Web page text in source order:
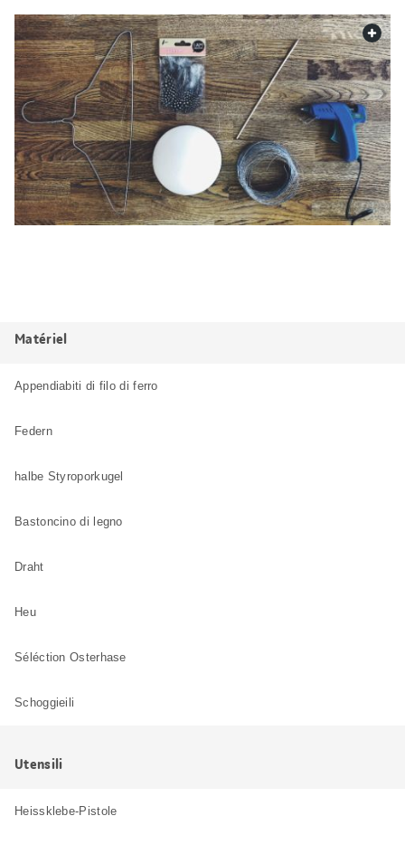
Matériel
Appendiabiti di filo di ferro
Federn
halbe Styroporkugel
Bastoncino di legno
Draht
Heu
Séléction Osterhase
Schoggieili
Utensili
Heissklebe-Pistole